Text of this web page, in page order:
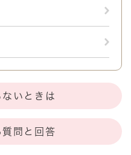
ないときは
質問と回答